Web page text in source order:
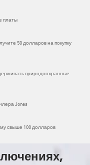
платы
50 долларов на покупку
природоохранные
Jones
свыше 100 долларов